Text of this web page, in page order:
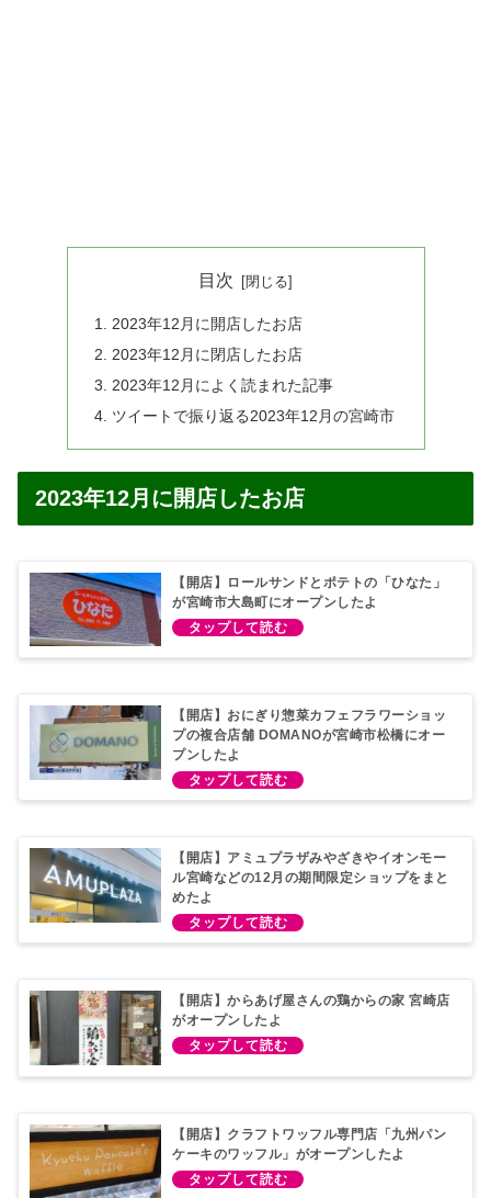
目次
2023年12月に開店したお店
2023年12月に閉店したお店
2023年12月によく読まれた記事
ツイートで振り返る2023年12月の宮崎市
2023年12月に開店したお店
【開店】ロールサンドとポテトの「ひなた」
が宮崎市大島町にオープンしたよ
【開店】おにぎり惣菜カフェフラワーショッ
プの複合店舗 DOMANOが宮崎市松橋にオー
プンしたよ
【開店】アミュプラザみやざきやイオンモー
ル宮崎などの12月の期間限定ショップをまと
めたよ
【開店】からあげ屋さんの鶏からの家 宮崎店
がオープンしたよ
【開店】クラフトワッフル専門店「九州パン
ケーキのワッフル」がオープンしたよ